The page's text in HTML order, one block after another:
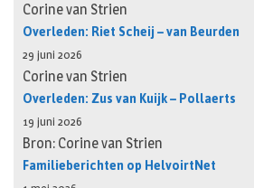
Corine van Strien
Overleden: Riet Scheij – van Beurden
29 juni 2026
Corine van Strien
Overleden: Zus van Kuijk – Pollaerts
19 juni 2026
Bron: Corine van Strien
Familieberichten op HelvoirtNet